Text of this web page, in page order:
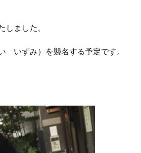
ました。
いずみ）を襲名する予定です。